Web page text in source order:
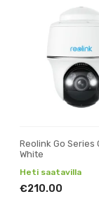
Reolink Go Series
White
Heti saatavilla
€210.00